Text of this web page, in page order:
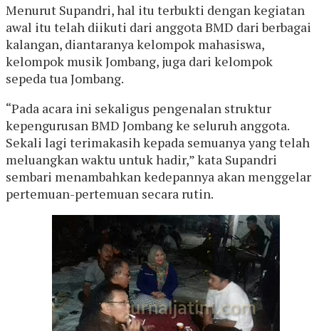
Menurut Supandri, hal itu terbukti dengan kegiatan
awal itu telah diikuti dari anggota BMD dari berbagai
kalangan, diantaranya kelompok mahasiswa,
kelompok musik Jombang, juga dari kelompok
sepeda tua Jombang.
“Pada acara ini sekaligus pengenalan struktur
kepengurusan BMD Jombang ke seluruh anggota.
Sekali lagi terimakasih kepada semuanya yang telah
meluangkan waktu untuk hadir,” kata Supandri
sembari menambahkan kedepannya akan menggelar
pertemuan-pertemuan secara rutin.